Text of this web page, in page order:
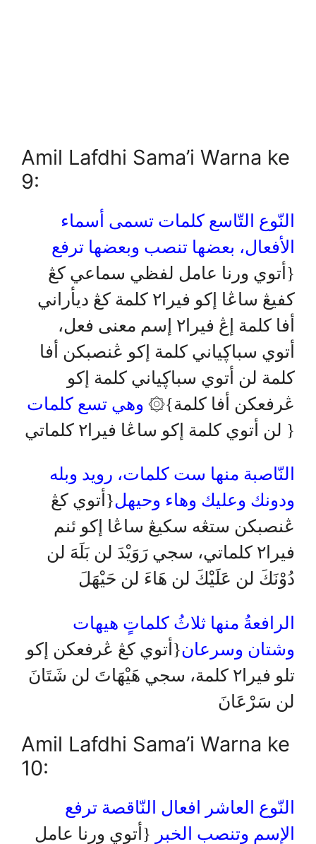
Amil Lafdhi Sama’i Warna ke
9:
النّوع التّاسع كلمات تسمى أسماء
الأفعال، بعضها تنصب وبعضها ترفع
{أتوي ورنا عامل لفظي سماعي كڠ
كفيڠ ساڠا إكو فيرا٢ كلمة كڠ ديأراني
أفا كلمة إڠ فيرا٢ إسم معنى فعل،
أتوي سباڮياني كلمة إكو ڠنصبكن أفا
كلمة لن أتوي سباڮياني كلمة إكو
ڠرفعكن أفا كلمة}۞ وهي تسع كلمات
{ لن أتوي كلمة إكو ساڠا فيرا٢ كلماتي
النّاصبة منها ست كلمات، رويد وبله
ودونك وعليك وهاء وحيهل{أتوي كڠ
ڠنصبكن ستڠه سكيڠ ساڠا إكو ئنم
فيرا٢ كلماتي، سجي رَوَيْدَ لن بَلَهَ لن
دُوْنَكَ لن عَلَيْكَ لن هَاءَ لن حَيْهَلَ
الرافعةُ منها ثلاثُ كلماتٍ هيهات
وشتان وسرعان{أتوي كڠ ڠرفعكن إكو
تلو فيرا٢ كلمة، سجي هَيْهَاتَ لن شَتَانَ
لن سَرْعَانَ
Amil Lafdhi Sama’i Warna ke
10:
النّوع العاشر افعال النّاقصة ترفع
الإسم وتنصب الخبر {أتوي ورنا عامل